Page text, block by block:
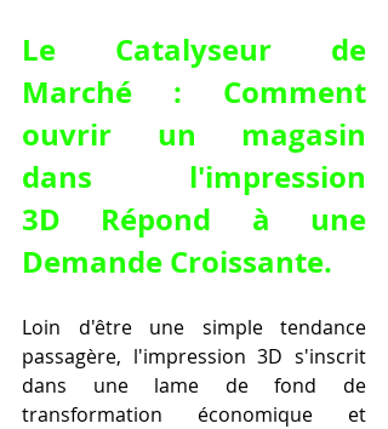
Le Catalyseur de
ouvrir un magasin
dans l'impression
3D Répond à une
Demande Croissante.
Loin d'être une simple tendance
passagère, l'impression 3D s'inscrit
dans une lame de fond de
transformation économique et